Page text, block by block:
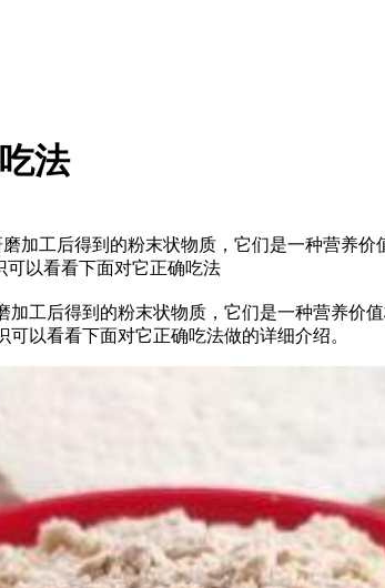
法
加工后得到的粉末状物质，它们是一种营养
以看看下面对它正确吃法
工后得到的粉末状物质，它们是一种营养价
以看看下面对它正确吃法做的详细介绍。